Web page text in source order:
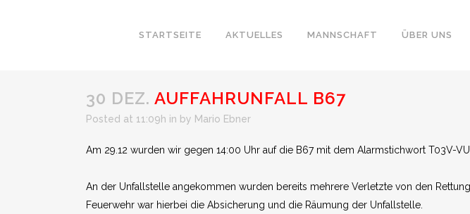
STARTSEITE AKTUELLES MANNSCHAFT ÜBER UNS
30 DEZ. AUFFAHRUNFALL B67
Posted at 11:09h in by Mario Ebner
Am 29.12 wurden wir gegen 14:00 Uhr auf die B67 mit dem Alarmstichwort T03V-
An der Unfallstelle angekommen wurden bereits mehrere Verletzte von den
Feuerwehr war hierbei die Absicherung und die Räumung der Unfallstelle.